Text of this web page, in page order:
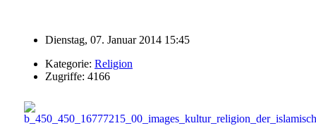
Dienstag, 07. Januar 2014 15:45
Kategorie: Religion
Zugriffe: 4166